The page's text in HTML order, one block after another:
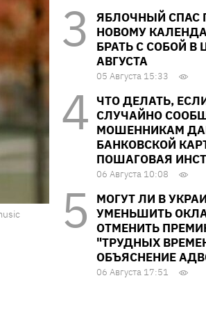
ЯБЛОЧНЫЙ СПАС
НОВОМУ
БРАТЬ С СОБОЙ В
АВГУСТА
05 Августа 15:33
ЧТО ДЕЛАТЬ,
СЛУЧАЙНО
МОШЕННИКАМ
БАНКОВСКОЙ
ПОШАГОВАЯ
06 Августа 10:08
МОГУТ ЛИ В
УМЕНЬШИТЬ
ОТМЕНИТЬ
"ТРУДНЫХ
ОБЪЯСНЕНИЕ
06 Августа 17:51